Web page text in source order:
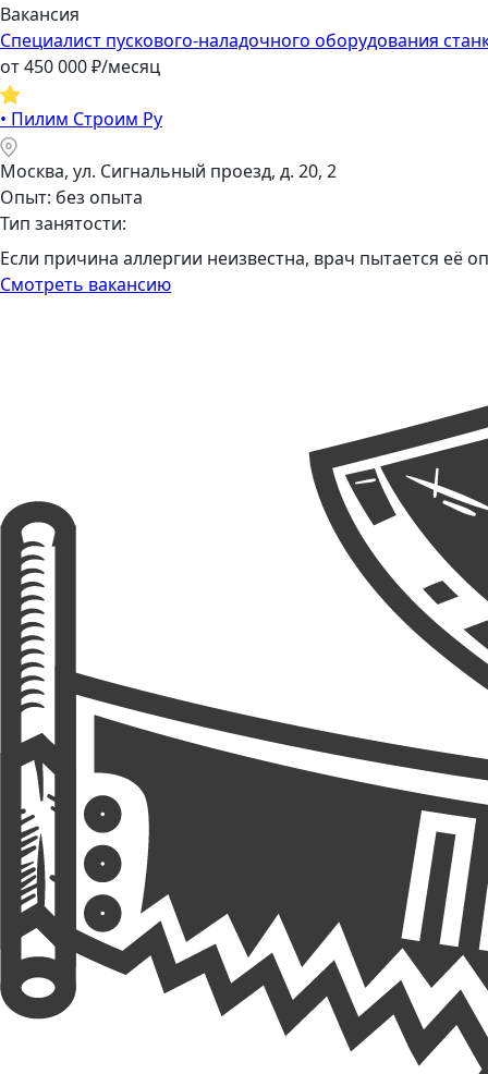
Вакансия
Специалист пускового-наладочного оборудования
от450 000₽/месяц
• Пилим Строим Ру
Москва, ул. Сигнальный проезд, д. 20, 2
Опыт: без опыта
Тип занятости:
Если причина аллергии неизвестна, врач пытается её
Смотреть вакансию